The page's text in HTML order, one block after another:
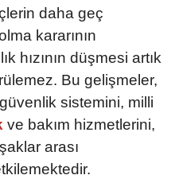
daha geç
kararının
hızının düşmesi artık
Bu gelişmeler,
sistemini, milli
ve bakım hizmetlerini,
arası